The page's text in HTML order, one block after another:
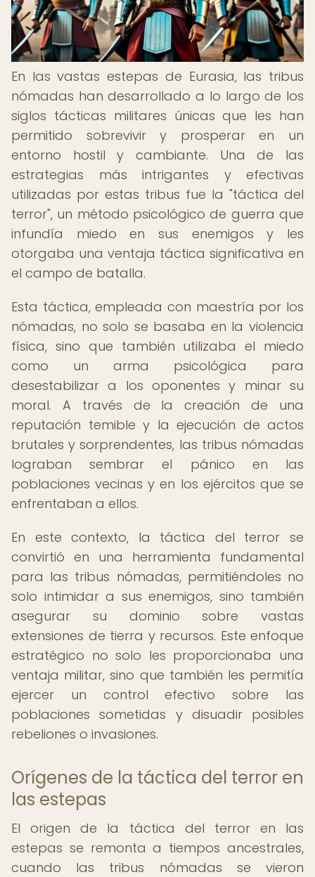
En las vastas estepas de Eurasia, las tribus
nómadas han desarrollado a lo largo de los
siglos tácticas militares únicas que les han
permitido sobrevivir y prosperar en un
entorno hostil y cambiante. Una de las
estrategias más intrigantes y efectivas
utilizadas por estas tribus fue la "táctica del
terror", un método psicológico de guerra que
infundía miedo en sus enemigos y les
otorgaba una ventaja táctica significativa en
el campo de batalla.
Esta táctica, empleada con maestría por los
nómadas, no solo se basaba en la violencia
física, sino que también utilizaba el miedo
como un arma psicológica para
desestabilizar a los oponentes y minar su
moral. A través de la creación de una
reputación temible y la ejecución de actos
brutales y sorprendentes, las tribus nómadas
lograban sembrar el pánico en las
poblaciones vecinas y en los ejércitos que se
enfrentaban a ellos.
En este contexto, la táctica del terror se
convirtió en una herramienta fundamental
para las tribus nómadas, permitiéndoles no
solo intimidar a sus enemigos, sino también
asegurar su dominio sobre vastas
extensiones de tierra y recursos. Este enfoque
estratégico no solo les proporcionaba una
ventaja militar, sino que también les permitía
ejercer un control efectivo sobre las
poblaciones sometidas y disuadir posibles
rebeliones o invasiones.
Orígenes de la táctica del terror en
las estepas
El origen de la táctica del terror en las
estepas se remonta a tiempos ancestrales,
cuando las tribus nómadas se vieron